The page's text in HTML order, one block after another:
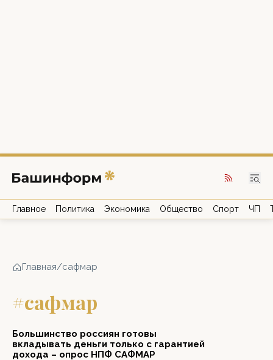
Главное Политика Экономика Общество Спорт ЧП
Главная/сафмар
#сафмар
Большинство россиян готовы
вкладывать деньги только с гарантией
дохода – опрос НПФ САФМАР